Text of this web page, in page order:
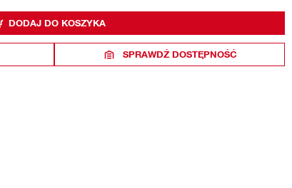
DODAJ DO KOSZYKA
SPRAWDŹ DOSTĘPNOŚĆ